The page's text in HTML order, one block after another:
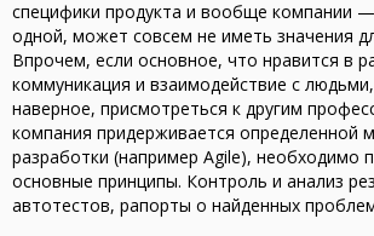
специфики продукта и вообще компании
одной, может совсем не иметь значения
Впрочем, если основное, что нравится в
коммуникация и взаимодействие с
наверное, присмотреться к другим
компания придерживается определенной
разработки (например Agile), необходимо
основные принципы. Контроль и анализ
автотестов, рапорты о найденных